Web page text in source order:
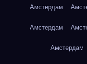
Амстердам
Амстердам
Амстердам